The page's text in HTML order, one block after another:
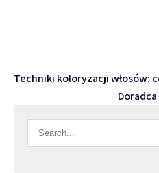
Nawigacja
Techniki koloryzacji włosów: